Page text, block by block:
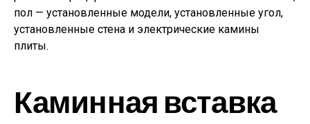
пол — установленные модели, установленные угол,
установленные стена и электрические камины
плиты.
Каминная вставка